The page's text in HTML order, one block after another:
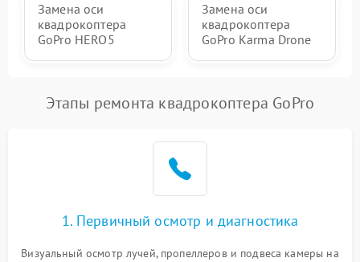
Замена оси
квадрокоптера
GoPro HERO5
Замена оси
квадрокоптера
GoPro Karma Drone
Этапы ремонта квадрокоптера GoPro
1. Первичный осмотр и диагностика
Визуальный осмотр лучей, пропеллеров и подвеса камеры на